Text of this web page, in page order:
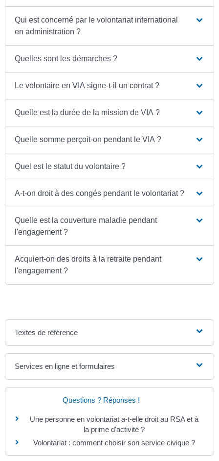
Qui est concerné par le volontariat international
en administration ?
Quelles sont les démarches ?
Le volontaire en VIA signe-t-il un contrat ?
Quelle est la durée de la mission de VIA ?
Quelle somme perçoit-on pendant le VIA ?
Quel est le statut du volontaire ?
A-t-on droit à des congés pendant le volontariat ?
Quelle est la couverture maladie pendant
l'engagement ?
Acquiert-on des droits à la retraite pendant
l'engagement ?
Textes de référence
Services en ligne et formulaires
Questions ? Réponses !
Une personne en volontariat a-t-elle droit au RSA et à
la prime d'activité ?
Volontariat : comment choisir son service civique ?